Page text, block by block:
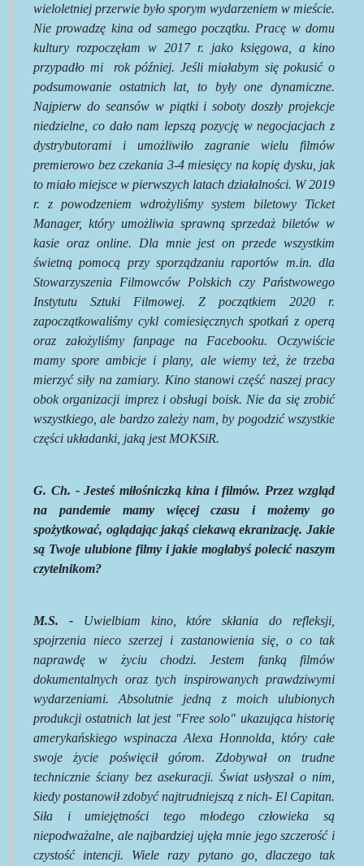
wieloletniej przerwie było sporym wydarzeniem w mieście.
Nie prowadzę kina od samego początku. Pracę w domu
kultury rozpoczęłam w 2017 r. jako księgowa, a kino
przypadło mi
rok później. Jeśli miałabym się pokusić o
podsumowanie ostatnich lat, to były one dynamiczne.
Najpierw do seansów w piątki i soboty doszły projekcje
niedzielne, co dało nam lepszą pozycję w negocjacjach z
dystrybutorami i umożliwiło zagranie wielu filmów
premierowo bez czekania 3-4 miesięcy na kopię dysku, jak
to miało miejsce w pierwszych latach działalności. W 2019
r. z powodzeniem wdrożyliśmy system biletowy Ticket
Manager, który umożliwia sprawną sprzedaż biletów w
kasie oraz online. Dla mnie jest on przede wszystkim
świetną pomocą przy sporządzaniu raportów m.in. dla
Stowarzyszenia Filmowców Polskich czy Państwowego
Instytutu Sztuki Filmowej. Z początkiem 2020 r.
zapoczątkowaliśmy cykl comiesięcznych spotkań z operą
oraz założyliśmy fanpage na Facebooku. Oczywiście
mamy spore ambicje i plany, ale wiemy też, że trzeba
mierzyć siły na zamiary. Kino stanowi część naszej pracy
obok organizacji imprez i obsługi boisk. Nie da się zrobić
wszystkiego, ale bardzo zależy nam, by pogodzić wszystkie
części układanki, jaką jest MOKSiR.
G. Ch. - Jesteś miłośniczką kina i filmów. Przez wzgląd
na pandemie mamy więcej czasu i możemy go
spożytkować, oglądając jakąś ciekawą ekranizację. Jakie
są Twoje ulubione filmy i jakie mogłabyś polecić naszym
czytelnikom?
M.S. -Uwielbiam kino, które skłania do refleksji,
spojrzenia nieco szerzej i zastanowienia się, o co tak
naprawdę w życiu chodzi. Jestem fanką filmów
dokumentalnych oraz tych inspirowanych prawdziwymi
wydarzeniami. Absolutnie jedną z moich ulubionych
produkcji ostatnich lat jest "Free solo" ukazująca historię
amerykańskiego wspinacza Alexa Honnolda , który całe
swoje życie poświęcił górom. Zdobywał on trudne
technicznie ściany bez asekuracji. Świat usłyszał o nim,
kiedy postanowił zdobyć najtrudniejszą z nich- El Capitan.
Siła i umiejętności tego młodego człowieka są
niepodważalne, ale najbardziej ujęła mnie jego szczerość i
czystość intencji. Wiele razy pytano go, dlaczego tak